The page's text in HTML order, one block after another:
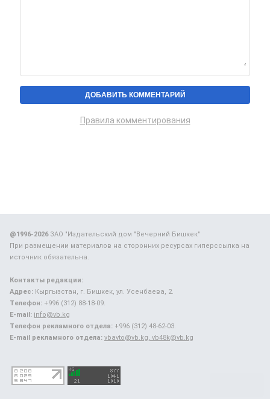
Правила комментирования
@1996-2026ЗАО "Издательский дом "Вечерний Бишкек"
При размещении материалов на сторонних ресурсах гиперссылка на
источник обязательна.
Контакты редакции:
Адрес: Кыргызстан, г. Бишкек, ул. Усенбаева, 2.
Телефон: +996 (312) 88-18-09.
E-mail: info@vb.kg
Телефон рекламного отдела: +996 (312) 48-62-03.
E-mail рекламного отдела: vbavto@vb.kg, vb48k@vb.kg